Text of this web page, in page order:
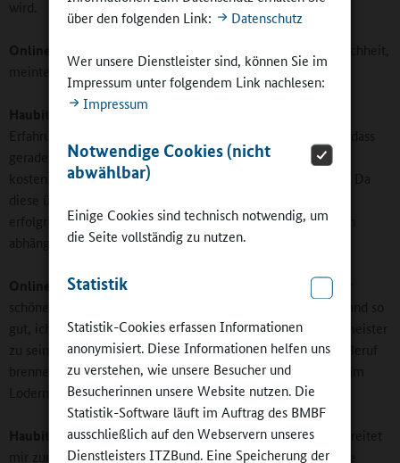
über den folgenden Link:
Datenschutz
Wer unsere Dienstleister sind, können Sie im
Impressum unter folgendem Link nachlesen:
Impressum
Notwendige Cookies (nicht
abwählbar)
Einige Cookies sind technisch notwendig, um
die Seite vollständig zu nutzen.
Statistik
Statistik-Cookies erfassen Informationen
anonymisiert. Diese Informationen helfen uns
zu verstehen, wie unsere Besucher und
Besucherinnen unsere Website nutzen. Die
Statistik-Software läuft im Auftrag des BMBF
ausschließlich auf den Webservern unseres
Dienstleisters ITZBund. Eine Speicherung der
wird.
Online-Redaktion:
Ganztagsschule garantiere Chancengleichheit,
meinten Sie vor fünf Jahren. Hat sich die Erwartung erfüllt?
Haubitz:
Zu dieser Aussage stehe ich auch heute noch. Die
Erfahrungen und Analysen der letzten Jahre haben gezeigt, dass
gerade Schüler aus sozial schwachen Elternhäusern unsere
kostenfreien Forder- und Förderangebote mehrfach nutzen. Da
diese über alle Klassenstufen angeboten werden, ist der
erfolgreiche Schulabschluss nicht vom Geldbeutel der Eltern
abhängig.
Online-Redaktion:Ihre Schulhomepage ist mit einem sehr
schönen Luther-Zitat überschrieben: „Es gefällt mir kein Stand so
gut, ich wollte auch keinen lieber annehmen, als ein Schulmeister
zu sein“. Und noch ein Zitat von Ihnen: „Man muss für den Beruf
brennen.“ Wie halten Sie das Feuer – auch im Kollegium - am
Lodern?
Haubitz:
Das ist aktuell die größte Herausforderung und bereitet
mir zunehmend Sorge. Ich muss Acht geben, dass ich meine